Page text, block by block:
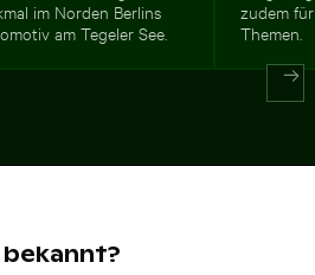
im Norden Berlins
am Tegeler See.
zudem
Themen.